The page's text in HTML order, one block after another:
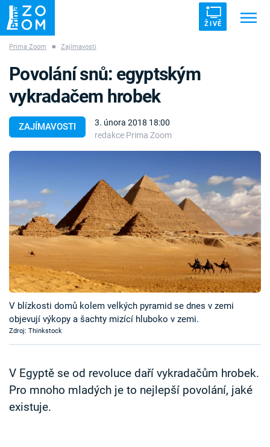
ŽIVĚ
ZÁHADY VETŘELCI DÁVNOVĚKU
Témata
Pořady
TV Program
Časopis
Sledujte prima+
Přihlášení
Sledujte nás
Prima Zoom ■ Zajímavosti
ZAJÍMAVOSTI
3. února 2018 18:00
redakce Prima Zoom
Povolání snů: egyptským
vykradačem hrobek
V blízkosti domů kolem velkých pyramid se dnes v zemi
objevují výkopy a šachty mizící hluboko v zemi.
Zdroj: Thinkstock
V Egyptě se od revoluce daří vykradačům hrobek.
Pro mnoho mladých je to nejlepší povolání, jaké
existuje.